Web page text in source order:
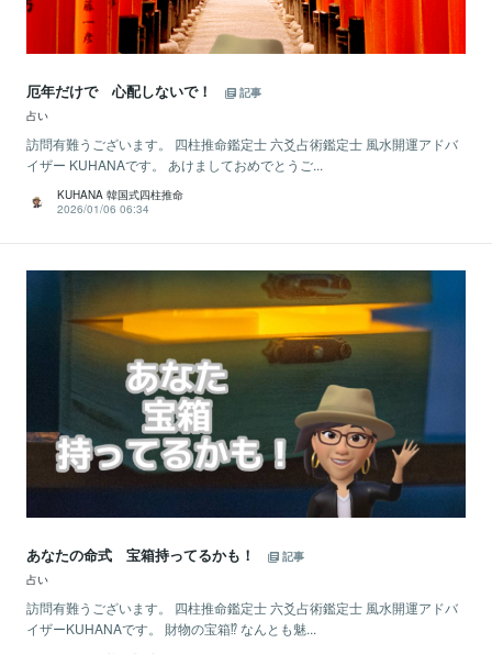
厄年だけで 心配しないで！
記事
占い
訪問有難うございます。 四柱推命鑑定士 六爻占術鑑定士 風水開運アドバ
イザー KUHANAです。 あけましておめでとうご...
KUHANA 韓国式四柱推命
2026/01/06 06:34
あなたの命式 宝箱持ってるかも！
記事
占い
訪問有難うございます。 四柱推命鑑定士 六爻占術鑑定士 風水開運アドバ
イザーKUHANAです。 財物の宝箱⁉ なんとも魅...